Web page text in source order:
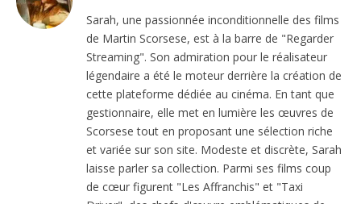
Sarah, une passionnée inconditionnelle des films
de Martin Scorsese, est à la barre de "Regarder
Streaming". Son admiration pour le réalisateur
légendaire a été le moteur derrière la création de
cette plateforme dédiée au cinéma. En tant que
gestionnaire, elle met en lumière les œuvres de
Scorsese tout en proposant une sélection riche
et variée sur son site. Modeste et discrète, Sarah
laisse parler sa collection. Parmi ses films coup
de cœur figurent "Les Affranchis" et "Taxi